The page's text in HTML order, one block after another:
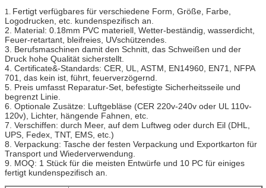
1. Fertigt verfügbares für verschiedene Form, Größe, Farbe,
Logodrucken, etc. kundenspezifisch an.
2. Material: 0.18mm PVC materiell, Wetter-beständig, wasserdicht,
Feuer-retartant, bleifreies, UVschützendes.
3. Berufsmaschinen damit den Schnitt, das Schweißen und der
Druck hohe Qualität sicherstellt.
4. Certificate&-Standards: CER, UL, ASTM, EN14960, EN71, NFPA
701, das kein ist, führt, feuerverzögernd.
5. Preis umfasst Reparatur-Set, befestigte Sicherheitsseile und
begrenzt Linie.
6. Optionale Zusätze: Luftgebläse (CER 220v-240v oder UL 110v-
120v), Lichter, hängende Fahnen, etc.
7. Verschiffen: durch Meer, auf dem Luftweg oder durch Eil (DHL,
UPS, Fedex, TNT, EMS, etc.)
8. Verpackung: Tasche der festen Verpackung und Exportkarton für
Transport und Wiederverwendung.
9. MOQ: 1 Stück für die meisten Entwürfe und 10 PC für einiges
fertigt kundenspezifisch an.